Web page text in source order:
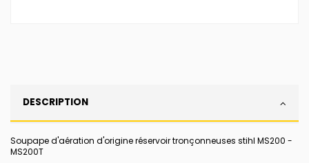
DESCRIPTION
Soupape d'aération d'origine réservoir tronçonneuses stihl MS200 -
MS200T